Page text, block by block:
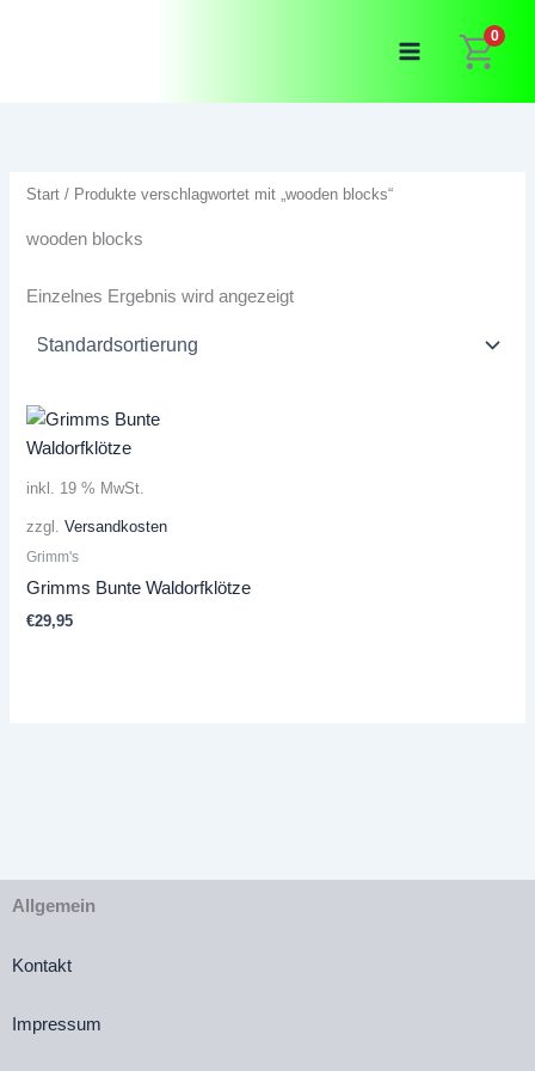
0
Start / Produkte verschlagwortet mit „wooden blocks“
wooden blocks
Einzelnes Ergebnis wird angezeigt
inkl. 19 % MwSt.
zzgl.Versandkosten
Grimm's
Grimms Bunte Waldorfklötze
€29,95
Allgemein
Kontakt
Impressum